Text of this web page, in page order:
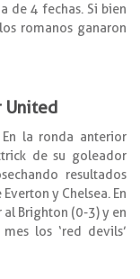
de 4 fechas. Si bien
romanos ganaron
United
la ronda anterior
de su goleador
resultados
y Chelsea. En
Brighton (0-3) y en
los ‘red devils’